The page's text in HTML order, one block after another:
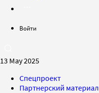
Войти
13 May 2025
Спецпроект
Партнерский материал